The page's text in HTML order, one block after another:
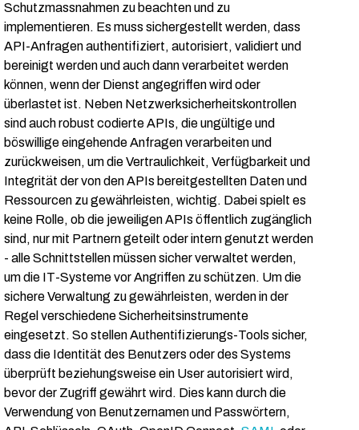
Schutzmassnahmen zu beachten und zu
implementieren. Es muss sichergestellt werden, dass
API-Anfragen authentifiziert, autorisiert, validiert und
bereinigt werden und auch dann verarbeitet werden
können, wenn der Dienst angegriffen wird oder
überlastet ist. Neben Netzwerksicherheitskontrollen
sind auch robust codierte APIs, die ungültige und
böswillige eingehende Anfragen verarbeiten und
zurückweisen, um die Vertraulichkeit, Verfügbarkeit und
Integrität der von den APIs bereitgestellten Daten und
Ressourcen zu gewährleisten, wichtig. Dabei spielt es
keine Rolle, ob die jeweiligen APIs öffentlich zugänglich
sind, nur mit Partnern geteilt oder intern genutzt werden
- alle Schnittstellen müssen sicher verwaltet werden,
um die IT-Systeme vor Angriffen zu schützen. Um die
sichere Verwaltung zu gewährleisten, werden in der
Regel verschiedene Sicherheitsinstrumente
eingesetzt. So stellen Authentifizierungs-Tools sicher,
dass die Identität des Benutzers oder des Systems
überprüft beziehungsweise ein User autorisiert wird,
bevor der Zugriff gewährt wird. Dies kann durch die
Verwendung von Benutzernamen und Passwörtern,